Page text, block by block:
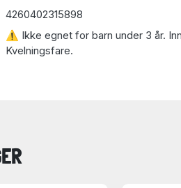
4260402315898
⚠ Ikke egnet for barn under 3 år.
Kvelningsfare.